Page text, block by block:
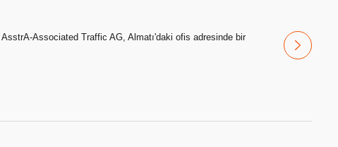
Associated Traffic AG, Almatı'daki ofis adresinde bir